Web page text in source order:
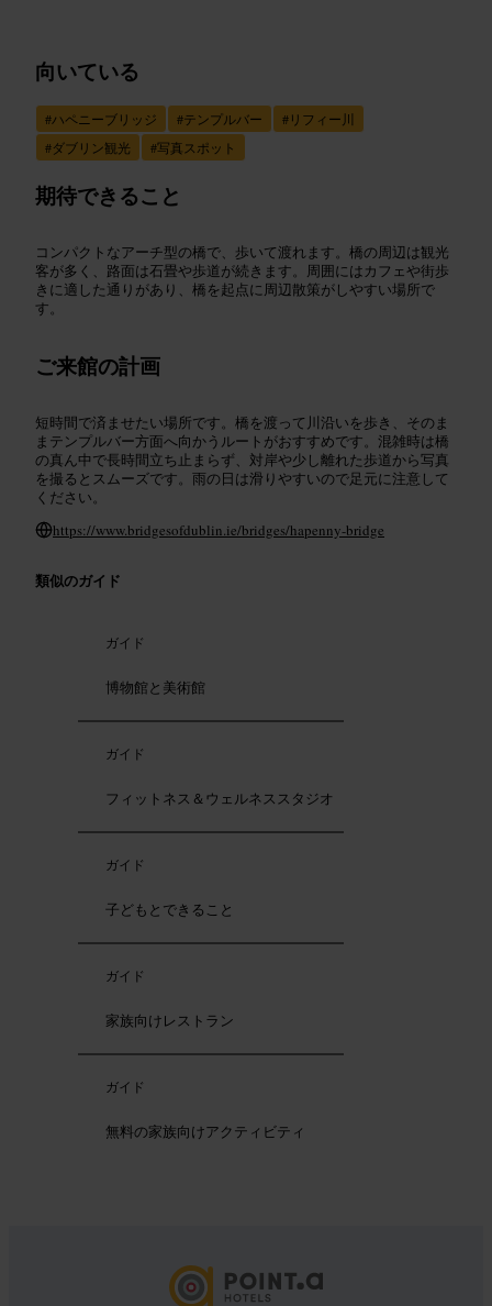
向いている
#ハペニーブリッジ #テンプルバー #リフィー川
#ダブリン観光 #写真スポット
期待できること
コンパクトなアーチ型の橋で、歩いて渡れます。橋の周辺は観光
客が多く、路面は石畳や歩道が続きます。周囲にはカフェや街歩
きに適した通りがあり、橋を起点に周辺散策がしやすい場所で
す。
ご来館の計画
短時間で済ませたい場所です。橋を渡って川沿いを歩き、そのま
まテンプルバー方面へ向かうルートがおすすめです。混雑時は橋
の真ん中で長時間立ち止まらず、対岸や少し離れた歩道から写真
を撮るとスムーズです。雨の日は滑りやすいので足元に注意して
ください。
https://www.bridgesofdublin.ie/bridges/hapenny-bridge
類似のガイド
ガイド
博物館と美術館
ガイド
フィットネス＆ウェルネススタジオ
ガイド
子どもとできること
ガイド
家族向けレストラン
ガイド
無料の家族向けアクティビティ